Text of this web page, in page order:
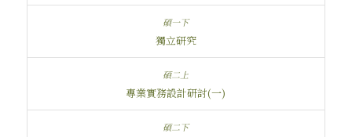
獨立研究
專業實務設計研討(一)